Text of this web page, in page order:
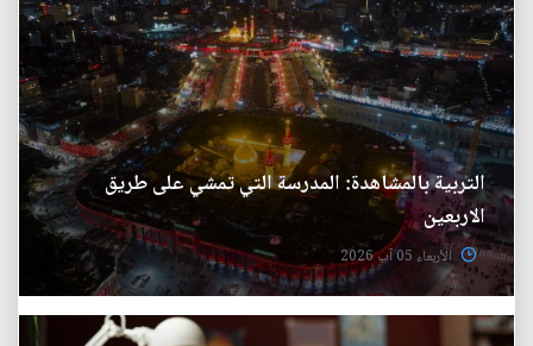
التربية بالمشاهدة: المدرسة التي تمشي على طريق
الاربعين
الأربعاء 05 آب 2026